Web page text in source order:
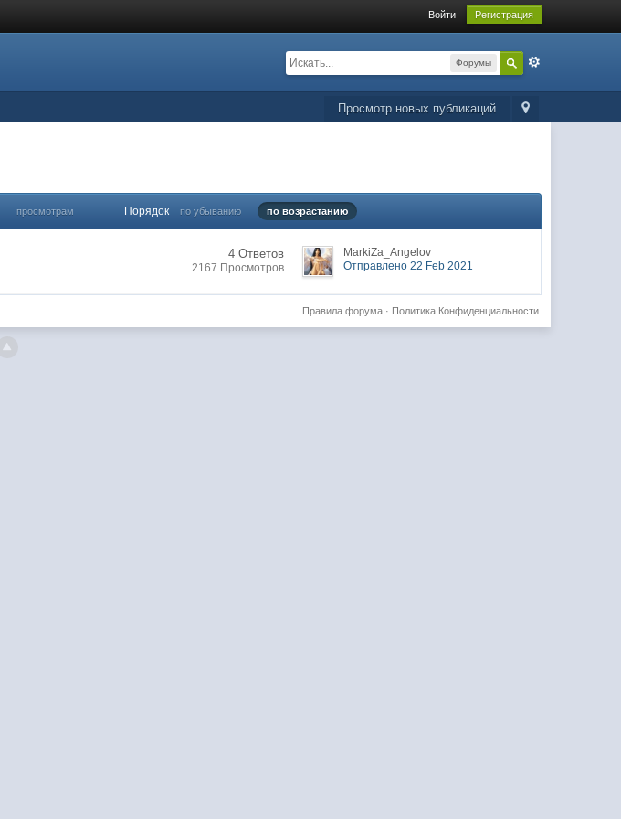
Войти Регистрация
Форумы
Просмотр новых публикаций
просмотрам Порядок по убыванию по возрастанию
4 Ответов
2167 Просмотров
MarkiZa_Angelov
Отправлено 22 Feb 2021
Политика Конфиденциальности
Правила форума·